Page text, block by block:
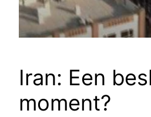
Iran: Een
moment?